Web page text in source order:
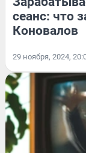
сеанс: что
Коновалов
29 ноября, 2024,